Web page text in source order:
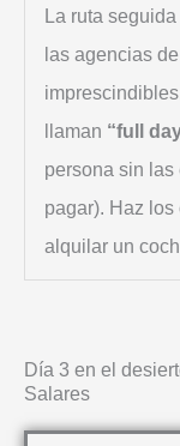
La ruta
las agencias
llaman “full
persona sin las
pagar). Haz
alquilar un
Día 3 en el
Salares